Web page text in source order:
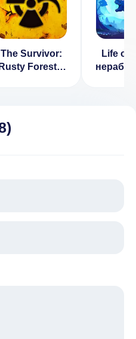
The Survivor:
Rusty Forest v
Life on
)